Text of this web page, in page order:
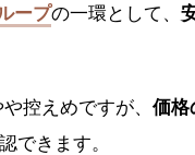
ープの一環として、
控えめですが、 価格
できます。